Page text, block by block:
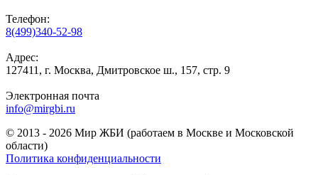
Телефон:
8(499)340-52-98
Адрес:
127411, г. Москва, Дмитровское ш., 157, стр. 9
Электронная почта
info@mirgbi.ru
© 2013 - 2026 Мир ЖБИ (работаем в Москве и Московской
области)
Политика конфиденциальности